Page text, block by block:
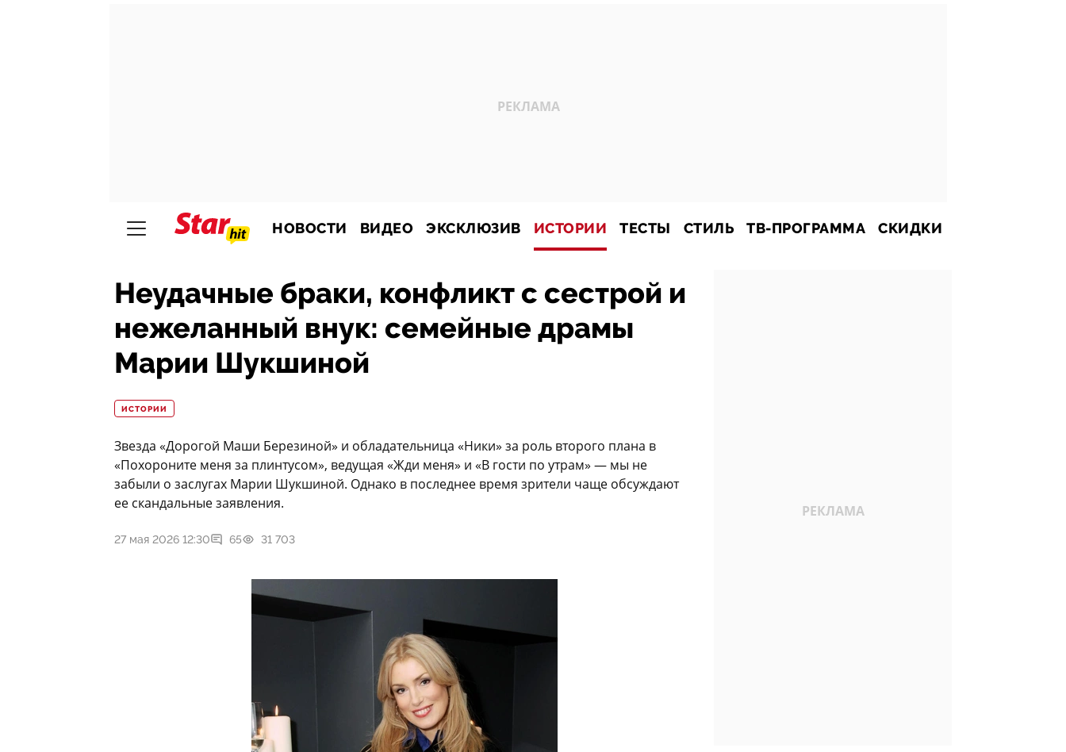
НОВОСТИ ВИДЕО ЭКСКЛЮЗИВ ИСТОРИИ ТЕСТЫ СТИЛЬ ТВ-ПРОГРАММА СКИДКИ
Неудачные браки, конфликт с сестрой и
нежеланный внук: семейные драмы
Марии Шукшиной
ИСТОРИИ
Звезда «Дорогой Маши Березиной» и обладательница «Ники» за роль второго плана в
«Похороните меня за плинтусом», ведущая «Жди меня» и «В гости по утрам» — мы не
забыли о заслугах Марии Шукшиной. Однако в последнее время зрители чаще обсуждают
ее скандальные заявления.
27 мая 2026 12:30 65 31 703